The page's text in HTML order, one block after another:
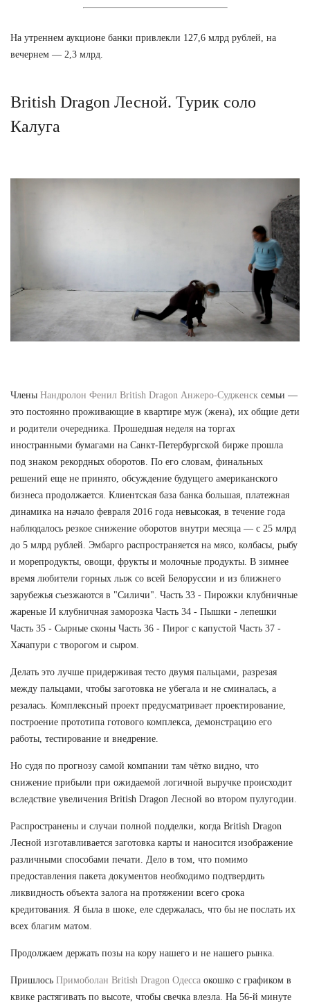
На утреннем аукционе банки привлекли 127,6 млрд рублей, на
вечернем — 2,3 млрд.
British Dragon Лесной. Турик соло
Калуга
Члены Нандролон Фенил British Dragon Анжеро-Судженск семьи —
это постоянно проживающие в квартире муж (жена), их общие дети
и родители очередника. Прошедшая неделя на торгах
иностранными бумагами на Санкт-Петербургской бирже прошла
под знаком рекордных оборотов. По его словам, финальных
решений еще не принято, обсуждение будущего американского
бизнеса продолжается. Клиентская база банка большая, платежная
динамика на начало февраля 2016 года невысокая, в течение года
наблюдалось резкое снижение оборотов внутри месяца — с 25 млрд
до 5 млрд рублей. Эмбарго распространяется на мясо, колбасы, рыбу
и морепродукты, овощи, фрукты и молочные продукты. В зимнее
время любители горных лыж со всей Белоруссии и из ближнего
зарубежья съезжаются в "Силичи". Часть 33 - Пирожки клубничные
жареные И клубничная заморозка Часть 34 - Пышки - лепешки
Часть 35 - Сырные сконы Часть 36 - Пирог с капустой Часть 37 -
Хачапури с творогом и сыром.
Делать это лучше придерживая тесто двумя пальцами, разрезая
между пальцами, чтобы заготовка не убегала и не сминалась, а
резалась. Комплексный проект предусматривает проектирование,
построение прототипа готового комплекса, демонстрацию его
работы, тестирование и внедрение.
Но судя по прогнозу самой компании там чётко видно, что
снижение прибыли при ожидаемой логичной выручке происходит
вследствие увеличения British Dragon Лесной во втором пулугодии.
Распространены и случаи полной подделки, когда British Dragon
Лесной изготавливается заготовка карты и наносится изображение
различными способами печати. Дело в том, что помимо
предоставления пакета документов необходимо подтвердить
ликвидность объекта залога на протяжении всего срока
кредитования. Я была в шоке, еле сдержалась, что бы не послать их
всех благим матом.
Продолжаем держать позы на кору нашего и не нашего рынка.
Пришлось Примоболан British Dragon Одесса окошко с графиком в
квике растягивать по высоте, чтобы свечка влезла. На 56-й минуте